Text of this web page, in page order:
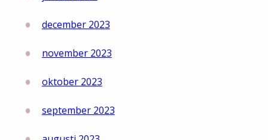
december 2023
november 2023
oktober 2023
september 2023